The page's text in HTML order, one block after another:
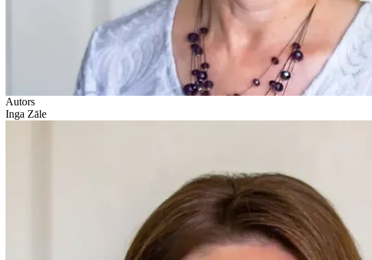
Autors
Inga Zāle